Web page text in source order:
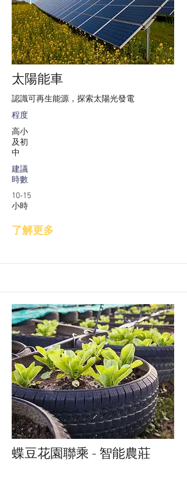
太陽能車
認識可再生能源，探索太陽光發電
程度
高小
及初
中
建議
時數
10-15
小時
了解更多
蝶豆花園聯乘 - 智能農莊